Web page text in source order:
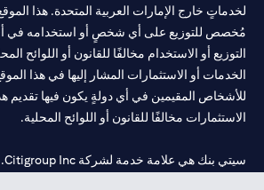
لخدماتٍ خارج الإمارات العربية المتحدة. هذا
مُخصص للتوزيع على أي شخصٍ أو استخدامه في أي
التوزيع أو الاستخدام مخالفًا للقانون أو اللوائح
الخدمات أو الاستثمارات المشار إليها في هذا
للأشخاص المقيمين في أي دولةٍ يكون فيها تقديم
الاستثمارات مخالفًا للقانون أو اللوائح المحلية.